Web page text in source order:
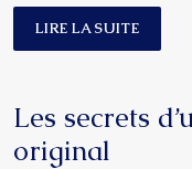
LIRE LA SUITE
Les secrets
original